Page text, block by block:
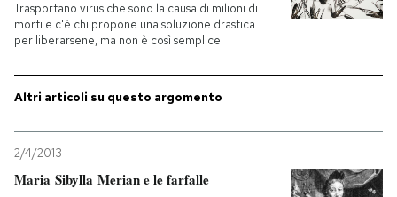
AREA PERSONALE
Trasportano virus che sono la causa di milioni di
morti e c'è chi propone una soluzione drastica
per liberarsene, ma non è così semplice
Altri articoli su questo argomento
2/4/2013
Maria Sibylla Merian e le farfalle